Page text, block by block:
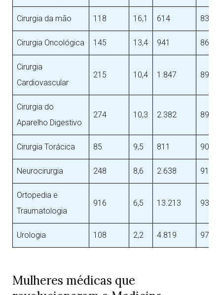
Cirurgia da mão 118 16,1 614 83,9
Cirurgia Oncológica 145 13,4 941 86,6
Cirurgia
Cardiovascular
215 10,4 1.847 89,6
Cirurgia do
Aparelho Digestivo
274 10,3 2.382 89,7
Cirurgia Torácica 85 9,5 811 90,5
Neurocirurgia 248 8,6 2.638 91,4
Ortopedia e
Traumatologia
916 6,5 13.213 93,5
Urologia 108 2,2 4.819 97,8
Mulheres médicas que